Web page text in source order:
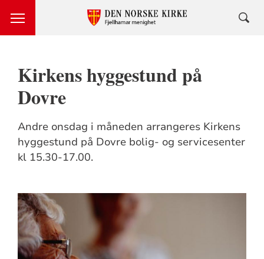
Kirkens hyggestund på
Dovre
Andre onsdag i måneden arrangeres Kirkens
hyggestund på Dovre bolig- og servicesenter
kl 15.30-17.00.